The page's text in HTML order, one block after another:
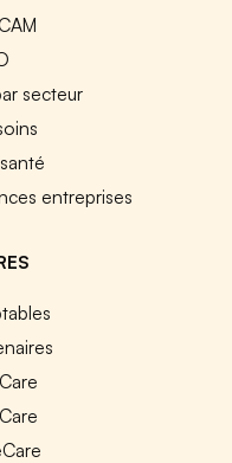
secteur
entreprises